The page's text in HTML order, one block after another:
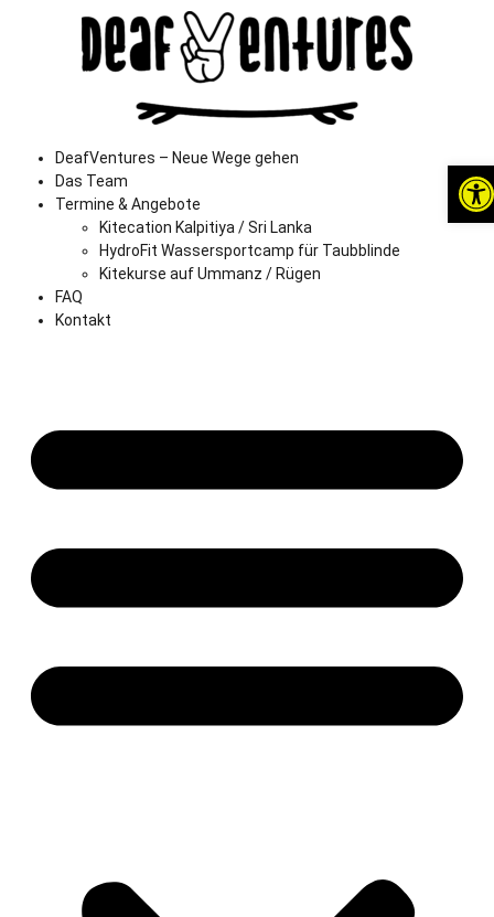
DeafVentures – Neue Wege gehen
Das Team
Termine & Angebote
Kitecation Kalpitiya / Sri Lanka
HydroFit Wassersportcamp für Taubblinde
Kitekurse auf Ummanz / Rügen
FAQ
Kontakt